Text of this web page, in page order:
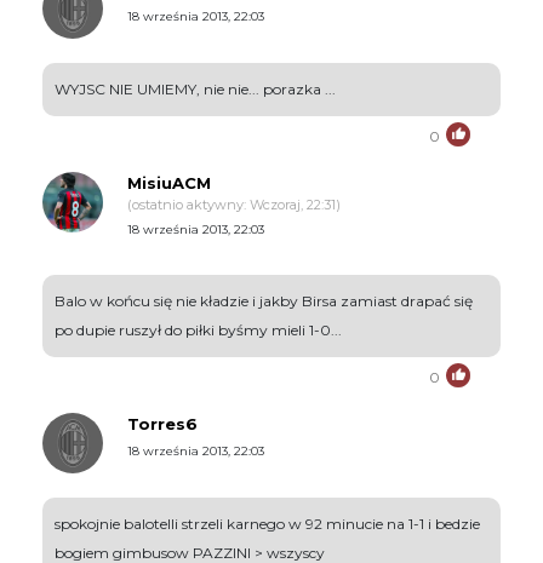
18 września 2013, 22:03
WYJSC NIE UMIEMY, nie nie... porazka ...
0
MisiuACM
(ostatnio aktywny: Wczoraj, 22:31)
18 września 2013, 22:03
Balo w końcu się nie kładzie i jakby Birsa zamiast drapać się
po dupie ruszył do piłki byśmy mieli 1-0...
0
Torres6
18 września 2013, 22:03
spokojnie balotelli strzeli karnego w 92 minucie na 1-1 i bedzie
bogiem gimbusow PAZZINI > wszyscy